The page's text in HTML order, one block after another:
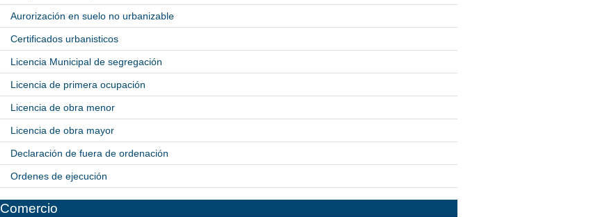
Aurorización en suelo no urbanizable
Certificados urbanisticos
Licencia Municipal de segregación
Licencia de primera ocupación
Licencia de obra menor
Licencia de obra mayor
Declaración de fuera de ordenación
Ordenes de ejecución
Comercio